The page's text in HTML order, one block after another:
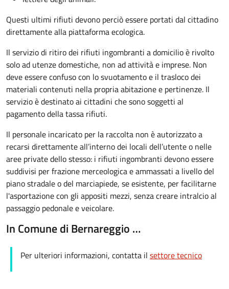
Questi ultimi rifiuti devono perciò essere portati dal cittadino
direttamente alla piattaforma ecologica.
Il servizio di ritiro dei rifiuti ingombranti a domicilio è rivolto
solo ad utenze domestiche, non ad attività e imprese. Non
deve essere confuso con lo svuotamento e il trasloco dei
materiali contenuti nella propria abitazione e pertinenze. Il
servizio è destinato ai cittadini che sono soggetti al
pagamento della tassa rifiuti.
Il personale incaricato per la raccolta non è autorizzato a
recarsi direttamente all’interno dei locali dell’utente o nelle
aree private dello stesso: i rifiuti ingombranti devono essere
suddivisi per frazione merceologica e ammassati a livello del
piano stradale o del marciapiede, se esistente, per facilitarne
l'asportazione con gli appositi mezzi, senza creare intralcio al
passaggio pedonale e veicolare.
In Comune di Bernareggio …
Per ulteriori informazioni, contatta il settore tecnico